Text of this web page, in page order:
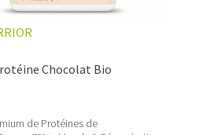
restrictif.
Chocolat Bio
de Protéines de